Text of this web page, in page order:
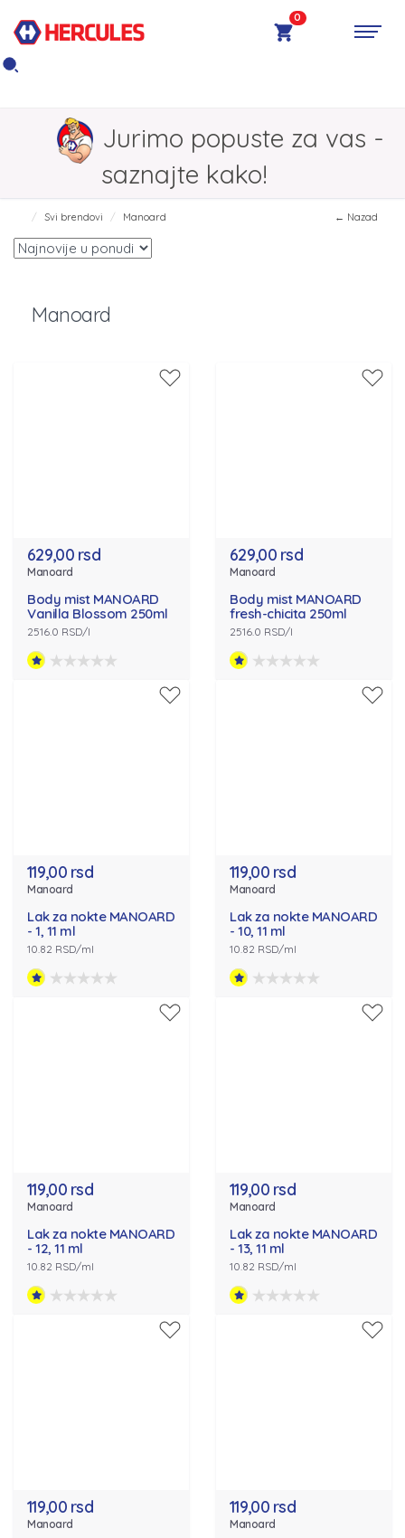
0
Jurimo popuste za vas -
saznajte kako!
Svi brendovi Manoard ← Nazad
Manoard
629,00 rsd
Manoard
Body mist MANOARD
Vanilla Blossom 250ml
2516.0 RSD/l
629,00 rsd
Manoard
Body mist MANOARD
fresh-chicita 250ml
2516.0 RSD/l
119,00 rsd
Manoard
Lak za nokte MANOARD
- 1, 11 ml
10.82 RSD/ml
119,00 rsd
Manoard
Lak za nokte MANOARD
- 10, 11 ml
10.82 RSD/ml
119,00 rsd
Manoard
Lak za nokte MANOARD
- 12, 11 ml
10.82 RSD/ml
119,00 rsd
Manoard
Lak za nokte MANOARD
- 13, 11 ml
10.82 RSD/ml
119,00 rsd
Manoard
119,00 rsd
Manoard